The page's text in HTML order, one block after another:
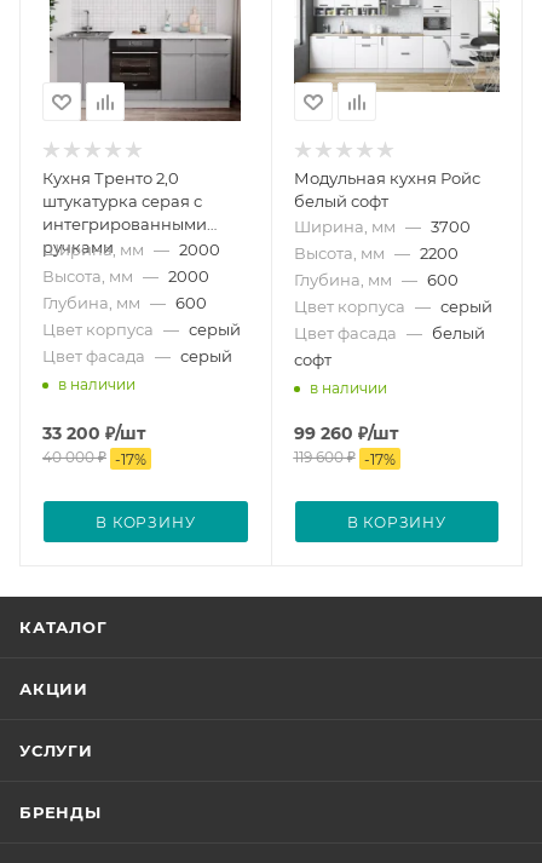
Кухня Тренто 2,0
штукатурка серая с
интегрированными
ручками
Ширина, мм — 2000
Высота, мм — 2000
Глубина, мм — 600
Цвет корпуса — серый
Цвет фасада — серый
в наличии
33 200 ₽/шт
40 000₽ -17%
В КОРЗИНУ
Модульная кухня Ройс
белый софт
Ширина, мм — 3700
Высота, мм — 2200
Глубина, мм — 600
Цвет корпуса — серый
Цвет фасада — белый
софт
в наличии
99 260 ₽/шт
119 600₽ -17%
В КОРЗИНУ
КАТАЛОГ
АКЦИИ
УСЛУГИ
БРЕНДЫ